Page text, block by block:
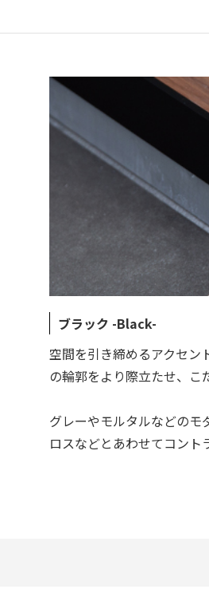
ブラック -Black-
空間を引き締めるアクセン
の輪郭をより際立たせ、こ
グレーやモルタルなどのモ
ロスなどとあわせてコント